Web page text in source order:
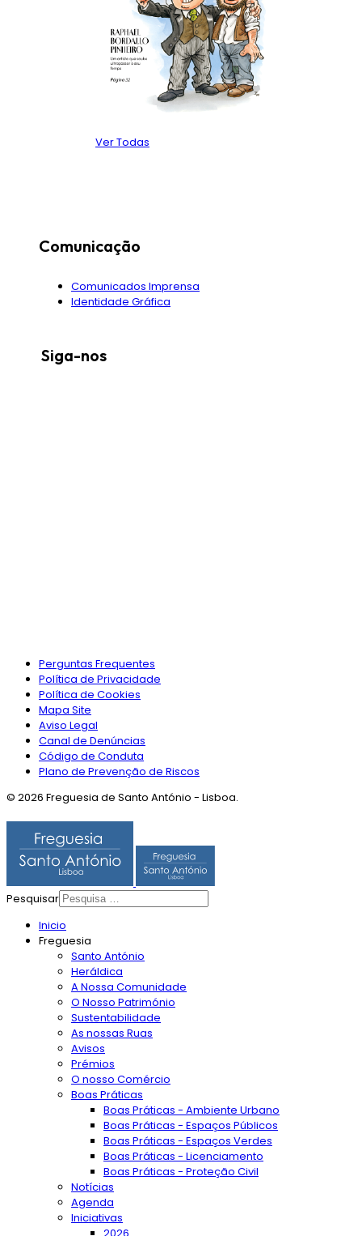
Ver Todas
Comunicação
Comunicados Imprensa
Identidade Gráfica
Siga-nos
Perguntas Frequentes
Política de Privacidade
Política de Cookies
Mapa Site
Aviso Legal
Canal de Denúncias
Código de Conduta
Plano de Prevenção de Riscos
© 2026 Freguesia de Santo António - Lisboa.
Pesquisar
Inicio
Freguesia
Santo António
Heráldica
A Nossa Comunidade
O Nosso Património
Sustentabilidade
As nossas Ruas
Avisos
Prémios
O nosso Comércio
Boas Práticas
Boas Práticas - Ambiente Urbano
Boas Práticas - Espaços Públicos
Boas Práticas - Espaços Verdes
Boas Práticas - Licenciamento
Boas Práticas - Proteção Civil
Notícias
Agenda
Iniciativas